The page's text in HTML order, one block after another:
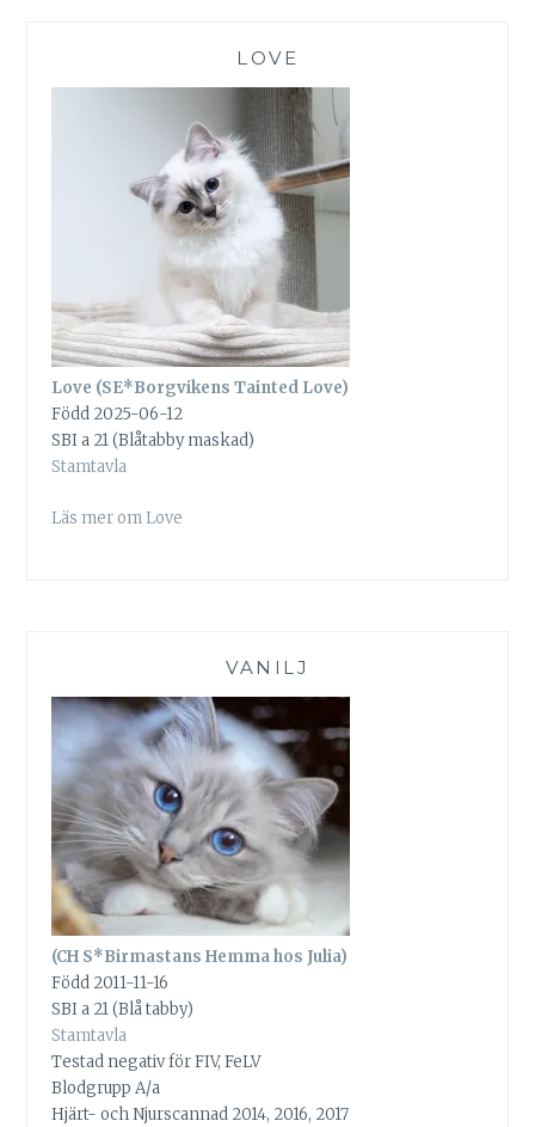
LOVE
Love (SE*Borgvikens Tainted Love)
Född 2025-06-12
SBI a 21 (Blåtabby maskad)
Stamtavla
Läs mer om Love
VANILJ
(CH S*Birmastans Hemma hos Julia)
Född 2011-11-16
SBI a 21 (Blå tabby)
Stamtavla
Testad negativ för FIV, FeLV
Blodgrupp A/a
Hjärt- och Njurscannad 2014, 2016, 2017